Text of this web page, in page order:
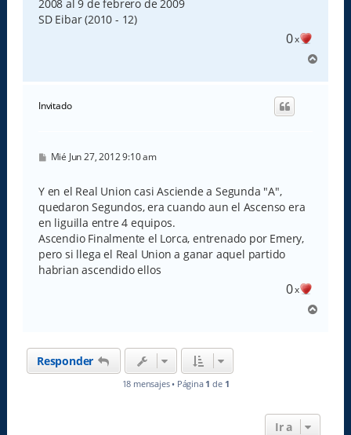
2008 al 9 de febrero de 2009
SD Eibar (2010 - 12)
0x
r
Invitado
M
s
a
j
e
Mié Jun 27, 2012 9:10 am
Y en el Real Union casi Asciende a Segunda "A",
quedaron Segundos, era cuando aun el Ascenso era
en liguilla entre 4 equipos.
Ascendio Finalmente el Lorca, entrenado por Emery,
pero si llega el Real Union a ganar aquel partido
habrian ascendido ellos
0x
Responder
18 mensajes • Página 1 de 1
Ir a